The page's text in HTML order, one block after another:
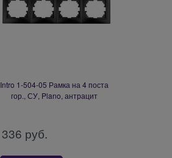
Intro 1-504-05 Рамка на 4 поста
гор., СУ, Plano, антрацит
336 руб.